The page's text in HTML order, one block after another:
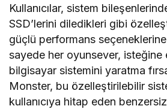
Kullanıcılar, sistem
SSD’lerini diledikleri gibi
güçlü performans
sayede her oyunsever, isteğine
bilgisayar sistemini yaratma
Monster, bu özelleştirilebilir
kullanıcıya hitap eden